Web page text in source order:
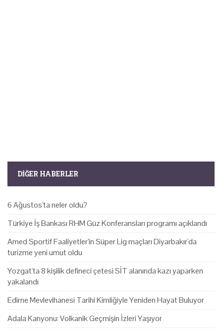
DIĞER HABERLER
6 Ağustos'ta neler oldu?
Türkiye İş Bankası RHM Güz Konferansları programı açıklandı
Amed Sportif Faaliyetler'in Süper Lig maçları Diyarbakır'da
turizme yeni umut oldu
Yozgat'ta 8 kişilik defineci çetesi SİT alanında kazı yaparken
yakalandı
Edirne Mevlevihanesi Tarihi Kimliğiyle Yeniden Hayat Buluyor
Adala Kanyonu: Volkanik Geçmişin İzleri Yaşıyor